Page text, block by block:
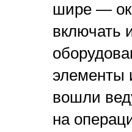
шире —
включать
элементы
вошли
на